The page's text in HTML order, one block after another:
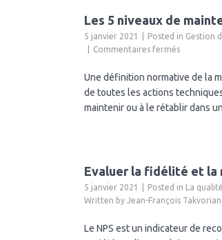
Les 5 niveaux de
5 janvier 2021 Posted in Gestion
Commentaires ferméssur
5
niveaux
de
Une définition normative de la
de toutes les actions
maintenir ou à le rétablir dans
Evaluer la fidélité et la
5 janvier 2021 Posted in La
Written by Jean-François Takvorian
Le NPS est un indicateur de